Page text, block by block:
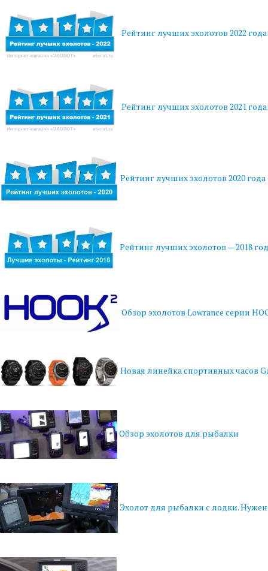
Рейтинг лучших эхолотов 2022 года
Рейтинг лучших эхолотов 2021 года
Рейтинг лучших эхолотов 2020 года
Рейтинг лучших эхолотов — 2018
Обзор эхолотов Lowrance серии
Новая линейка спортивных часов
Обзор эхолотов для рыбалки
Эхолот для рыбалки с лодки.